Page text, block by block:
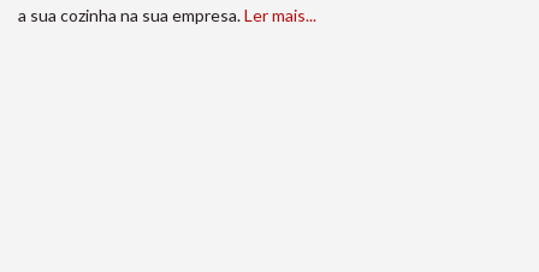
a sua cozinha na sua empresa.Ler mais...